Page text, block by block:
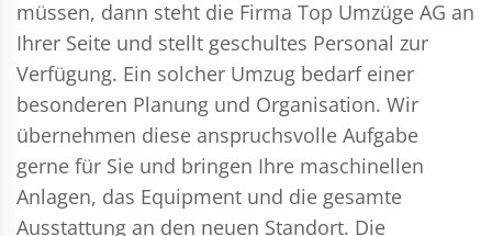
müssen, dann steht die Firma Top Umzüge AG an
Ihrer Seite und stellt geschultes Personal zur
Verfügung. Ein solcher Umzug bedarf einer
besonderen Planung und Organisation. Wir
übernehmen diese anspruchsvolle Aufgabe
gerne für Sie und bringen Ihre maschinellen
Anlagen, das Equipment und die gesamte
Ausstattung an den neuen Standort. Die